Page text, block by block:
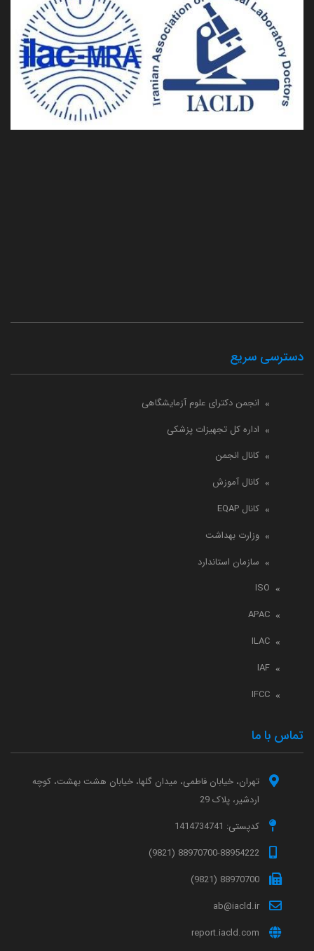
دسترسی سریع
انجمن دکترای علوم آزمایشگاهی
اداره کل تجهیزات پزشکی
کانال انجمن
کانال آموزش
کانال EQAP
وزارت بهداشت
سازمان استاندارد
ISO
APAC
ILAC
IAF
IFCC
تماس با ما
تهران، خیابان فاطمی، میدان گلها، خیابان هشت بهشت، کوچه
اردشیر، پلاک 29
کدپستی: 1414734741
88970700-88954222 (9821)
88970700 (9821)
ab@iacld.ir
report.iacld.com